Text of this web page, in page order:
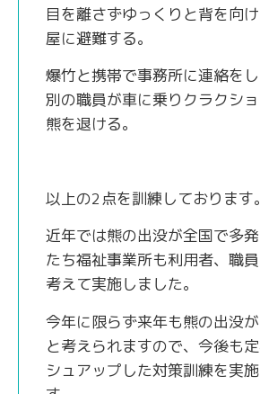
目を離さずゆっくりと背を向
屋に避難する。
爆竹と携帯で事務所に連絡を
別の職員が車に乗りクラクシ
熊を退ける。
以上の2点を訓練しております。
近年では熊の出没が全国で多
たち福祉事業所も利用者、職
考えて実施しました。
今年に限らず来年も熊の出没
と考えられますので、今後も
シュアップした対策訓練を実